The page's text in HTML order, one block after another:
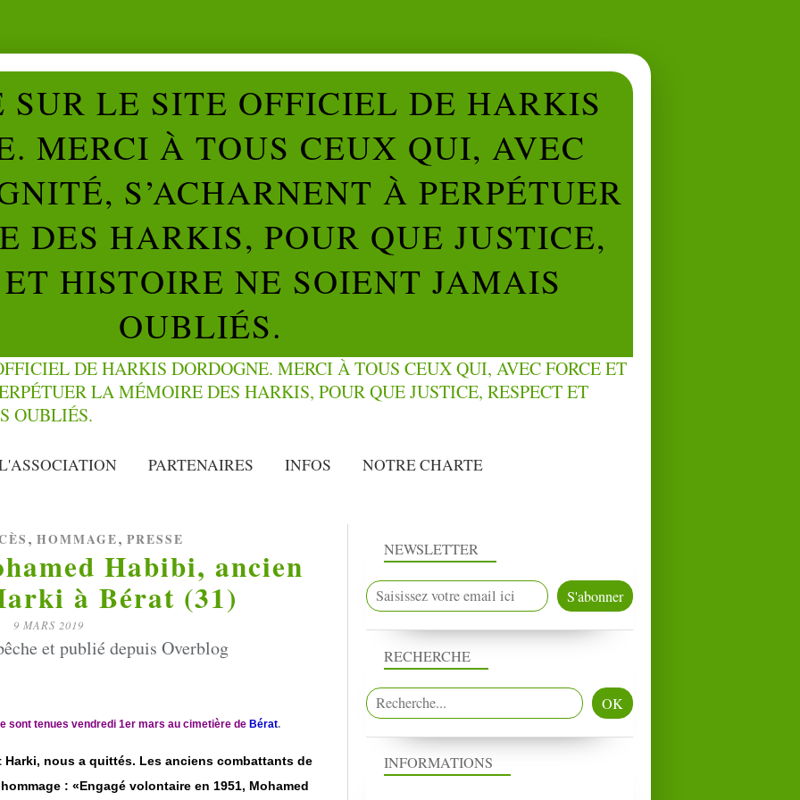
LE SITE OFFICIEL DE HARKIS
MERCI À TOUS CEUX QUI, AVEC
S’ACHARNENT À PERPÉTUER
DES HARKIS, POUR QUE JUSTICE,
HISTOIRE NE SOIENT JAMAIS
OUBLIÉS.
PARTENAIRES INFOS NOTRE CHARTE
, HOMMAGE, PRESSE
Habibi, ancien
à Bérat (31)
9 MARS 2019
et publié depuis Overblog
sont tenues vendredi 1er mars au cimetière de Bérat.
Harki, nous a quittés. Les anciens combattants de
: «Engagé volontaire en 1951, Mohamed
NEWSLETTER
RECHERCHE
INFORMATIONS